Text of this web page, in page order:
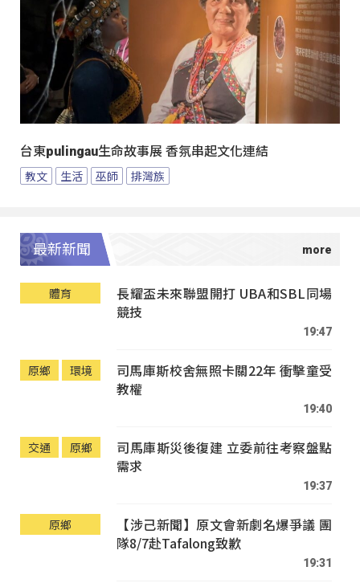
台東pulingau生命故事展 香氛串起文化連結
教文 生活 巫師 排灣族
最新新聞
體育
長耀盃未來聯盟開打 UBA和SBL同場
競技
19:47
原鄉 環境
司馬庫斯校舍無照卡關22年 衝擊童受
教權
19:40
交通 原鄉
司馬庫斯災後復建 立委前往考察盤點
需求
19:37
原鄉
【涉己新聞】原文會新劇名爆爭議 團
隊8/7赴Tafalong致歉
19:31